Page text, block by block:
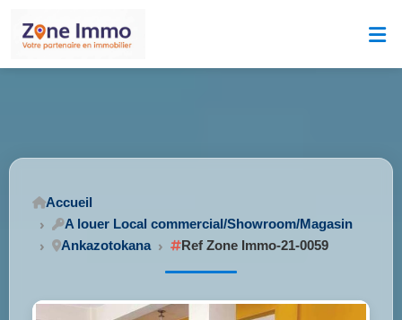
Accueil
A louer Local commercial/Showroom/Magasin
Ankazotokana
Ref Zone Immo-21-0059